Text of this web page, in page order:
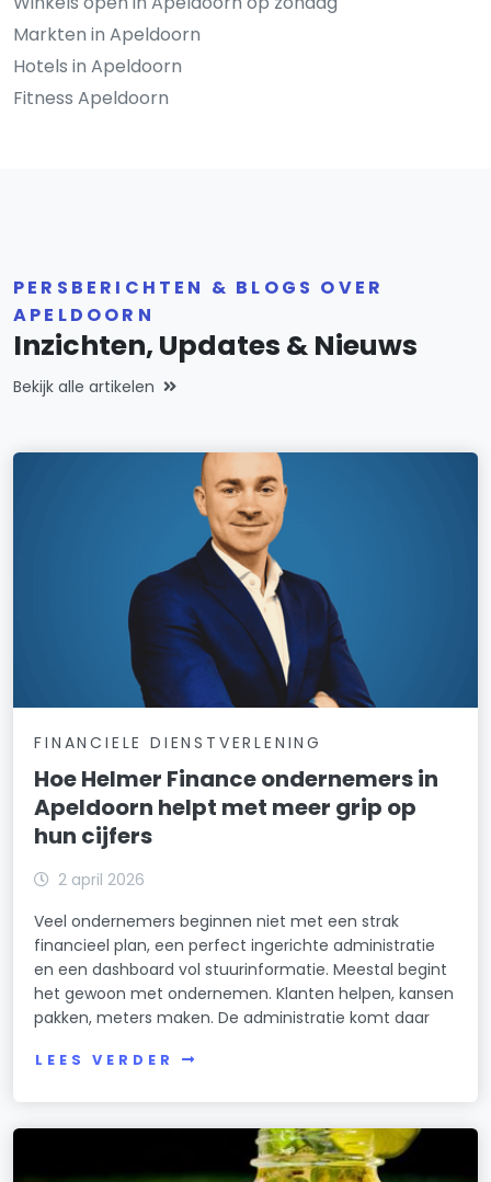
Markten in Apeldoorn
Hotels in Apeldoorn
Fitness Apeldoorn
PERSBERICHTEN & BLOGS OVER
APELDOORN
Inzichten, Updates & Nieuws
Bekijk alle artikelen
FINANCIELE DIENSTVERLENING
Hoe Helmer Finance ondernemers in
Apeldoorn helpt met meer grip op
hun cijfers
2 april 2026
Veel ondernemers beginnen niet met een strak
financieel plan, een perfect ingerichte administratie
en een dashboard vol stuurinformatie. Meestal begint
het gewoon met ondernemen. Klanten helpen, kansen
pakken, meters maken. De administratie komt daar
LEES VERDER